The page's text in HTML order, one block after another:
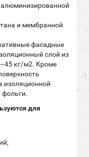
и мембранной
фасадные
слой из
кг/м2. Кроме
изоляционной
для